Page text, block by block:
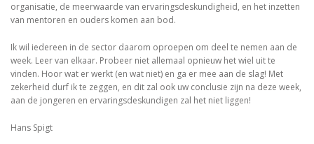
organisatie, de meerwaarde van ervaringsdeskundigheid, en het inzetten
van mentoren en ouders komen aan bod.
Ik wil iedereen in de sector daarom oproepen om deel te nemen aan de
week. Leer van elkaar. Probeer niet allemaal opnieuw het wiel uit te
vinden. Hoor wat er werkt (en wat niet) en ga er mee aan de slag! Met
zekerheid durf ik te zeggen, en dit zal ook uw conclusie zijn na deze week,
aan de jongeren en ervaringsdeskundigen zal het niet liggen!
Hans Spigt